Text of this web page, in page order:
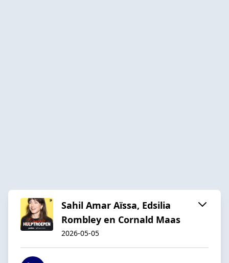
Sahil Amar Aïssa, Edsilia
Rombley en Cornald Maas
2026-05-05